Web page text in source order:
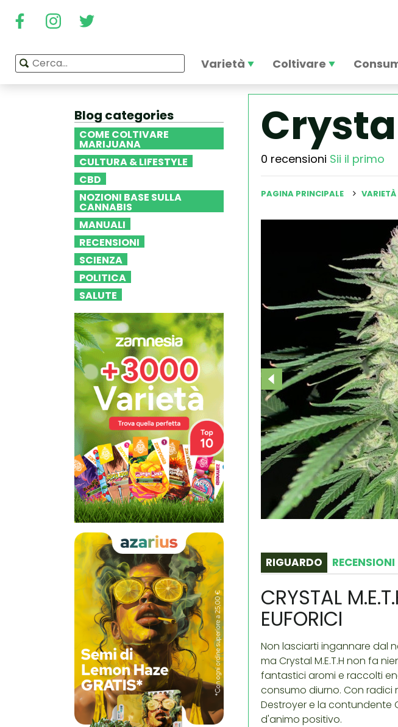
Varietà Coltivare
Blog categories
COME COLTIVARE
MARIJUANA
CULTURA & LIFESTYLE
CBD
NOZIONI BASE SULLA
CANNABIS
MANUALI
RECENSIONI
SCIENZA
POLITICA
SALUTE
0 recensioni Sii il primo
PAGINA PRINCIPALE VARIETÀ
RIGUARDO RECENSIONI
CRYSTAL
EUFORICI
Non lasciarti ingannare dal
ma Crystal M.E.T.H non fa
fantastici aromi e raccolti
consumo diurno. Con
Destroyer e la contundente
d'animo positivo.